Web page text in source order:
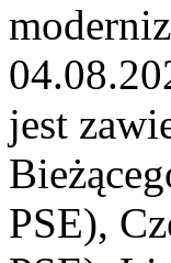
jest
PSE),